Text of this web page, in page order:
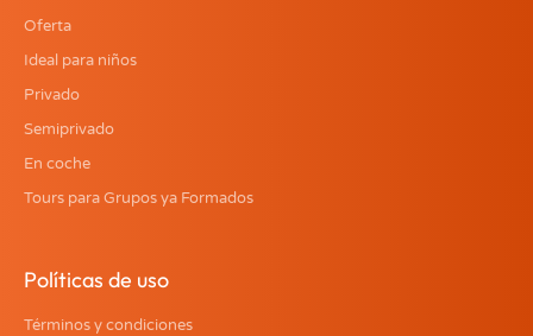
Oferta
Ideal para niños
Privado
Semiprivado
En coche
Tours para Grupos ya Formados
Políticas de uso
Términos y condiciones